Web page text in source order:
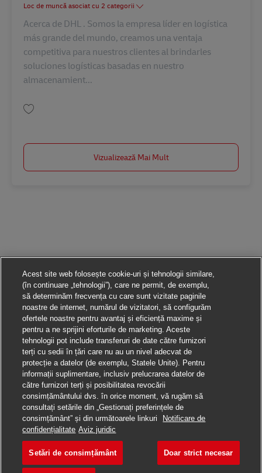
Aplică pentru această poziție
Salvare loc de muncă
Loc de muncă asociat cu 2 categorii
Acerca de DHL . Somos la empresa líder en logística
más grande del mundo, creamos una ventaja
competitiva para nuestros clientes al brindarles
soluciones logísticas basadas en nuestro
almacenamient...
Vizualizează Mai Mult
Acest site web folosește cookie-uri și tehnologii similare,
(în continuare „tehnologii”), care ne permit, de exemplu,
să determinăm frecvența cu care sunt vizitate paginile
noastre de internet, numărul de vizitatori, să configurăm
ofertele noastre pentru avantaj și eficiență maxime și
pentru a ne sprijini eforturile de marketing. Aceste
tehnologii pot include transferuri de date către furnizori
terți cu sedii în țări care nu au un nivel adecvat de
protecție a datelor (de exemplu, Statele Unite). Pentru
informații suplimentare, inclusiv prelucrarea datelor de
către furnizori terți și posibilitatea revocării
consimțământului dvs. în orice moment, vă rugăm să
consultați setările din „Gestionați preferințele de
consimțământ” și din următoarele linkuri
Notificare de
confidențialitate Aviz juridic
Setări de consimțământ Doar strict necesar